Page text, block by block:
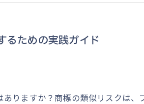
るための実践ガイド
りますか？商標の類似リスクは